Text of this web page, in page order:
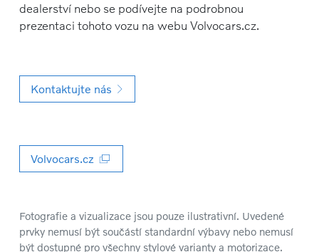
dealerství nebo se podívejte na podrobnou
prezentaci tohoto vozu na webu Volvocars.cz.
Kontaktujte nás
Volvocars.cz
Fotografie a vizualizace jsou pouze ilustrativní. Uvedené
prvky nemusí být součástí standardní výbavy nebo nemusí
být dostupné pro všechny stylové varianty a motorizace.